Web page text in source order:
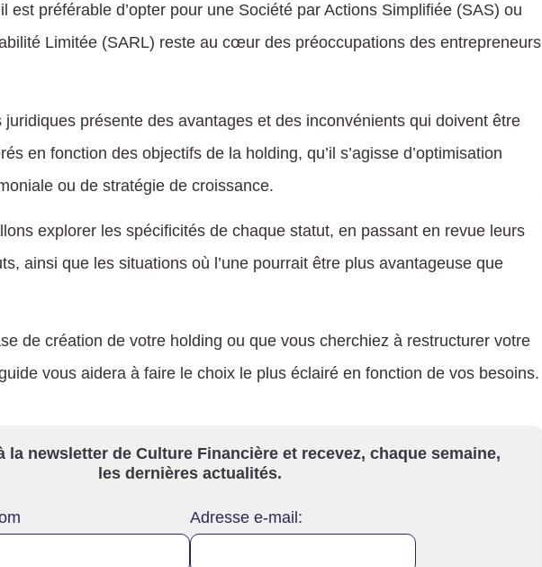
est préférable d’opter pour une Société par Actions Simplifiée (SAS) ou
Limitée (SARL) reste au cœur des préoccupations des entrepreneurs
présente des avantages et des inconvénients qui doivent être
en fonction des objectifs de la holding, qu’il s’agisse d’optimisation
ou de stratégie de croissance.
explorer les spécificités de chaque statut, en passant en revue leurs
ainsi que les situations où l’une pourrait être plus avantageuse que
de création de votre holding ou que vous cherchiez à restructurer votre
vous aidera à faire le choix le plus éclairé en fonction de vos besoins.
la newsletter de Culture Financière et recevez, chaque semaine,
les dernières actualités.
Adresse e-mail: